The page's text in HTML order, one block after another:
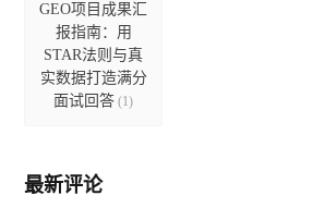
GEO项目成果汇
报指南：用
STAR法则与真
实数据打造满分
面试回答 (1)
最新评论